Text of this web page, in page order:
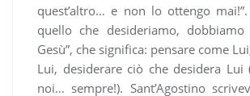
quest’altro… e non lo ottengo
quello che desideriamo, dobbiamo
Gesù”, che significa: pensare come
Lui, desiderare ciò che desidera
noi… sempre!). Sant’Agostino